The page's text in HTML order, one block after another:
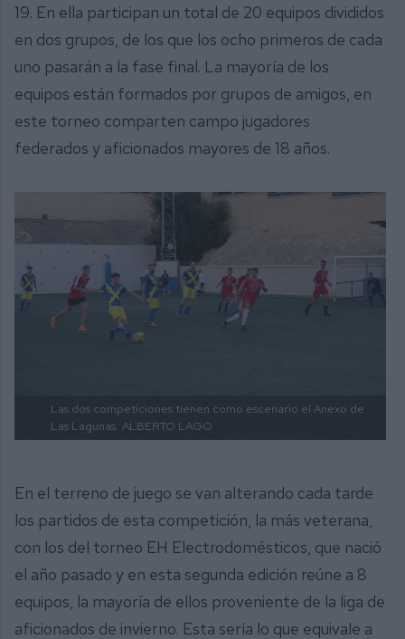
19. En ella participan un total de 20 equipos divididos
en dos grupos, de los que los ocho primeros de cada
uno pasarán a la fase final. La mayoría de los
equipos están formados por grupos de amigos, en
este torneo comparten campo jugadores
federados y aficionados mayores de 18 años.
Las dos competiciones tienen como escenario el Anexo de
Las Lagunas. ALBERTO LAGO
En el terreno de juego se van alterando cada tarde
los partidos de esta competición, la más veterana,
con los del torneo EH Electrodomésticos, que nació
el año pasado y en esta segunda edición reúne a 8
equipos, la mayoría de ellos proveniente de la liga de
aficionados de invierno. Esta sería lo que equivale a